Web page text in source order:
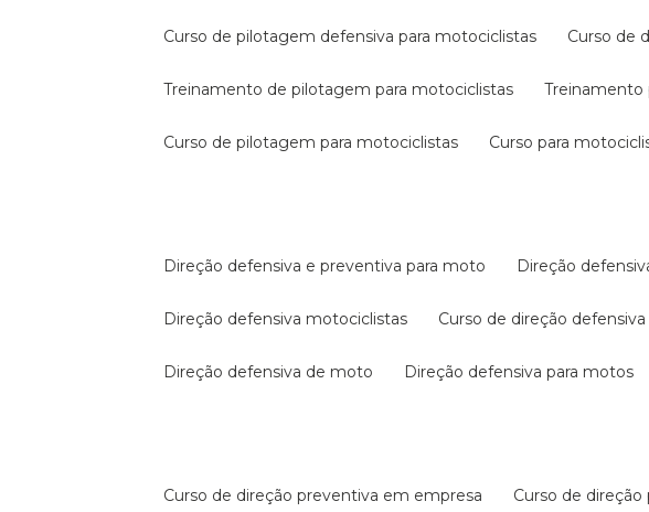
curso de pilotagem defensiva para motociclistas curso de
treinamento de pilotagem para motociclistas treinamento
curso de pilotagem para motociclistas curso para
direção defensiva e preventiva para moto direção
direção defensiva motociclistas curso de direção defensiva
direção defensiva de moto direção defensiva para motos
curso de direção preventiva em empresa curso de